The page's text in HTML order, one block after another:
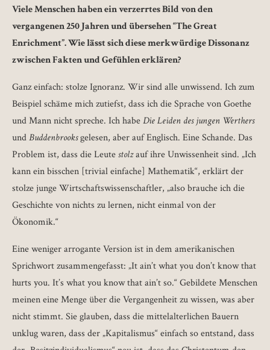
Viele Menschen haben ein verzerrtes Bild von den
vergangenen 250 Jahren und übersehen “The Great
Enrichment”. Wie lässt sich diese merkwürdige Dissonanz
zwischen Fakten und Gefühlen erklären?
Ganz einfach: stolze Ignoranz. Wir sind alle unwissend. Ich zum
Beispiel schäme mich zutiefst, dass ich die Sprache von Goethe
und Mann nicht spreche. Ich habeDie Leiden des jungen Werthers
undBuddenbrooksgelesen, aber auf Englisch. Eine Schande. Das
Problem ist, dass die Leutestolzauf ihre Unwissenheit sind. „Ich
kann ein bisschen [trivial einfache] Mathematik“, erklärt der
stolze junge Wirtschaftswissenschaftler, „also brauche ich die
Geschichte von nichts zu lernen, nicht einmal von der
Ökonomik.“
Eine weniger arrogante Version ist in dem amerikanischen
Sprichwort zusammengefasst: „It ain’t what you don’t know that
hurts you. It’s what you know that ain’t so.“ Gebildete Menschen
meinen eine Menge über die Vergangenheit zu wissen, was aber
nicht stimmt. Sie glauben, dass die mittelalterlichen Bauern
unklug waren, dass der „Kapitalismus“ einfach so entstand, dass